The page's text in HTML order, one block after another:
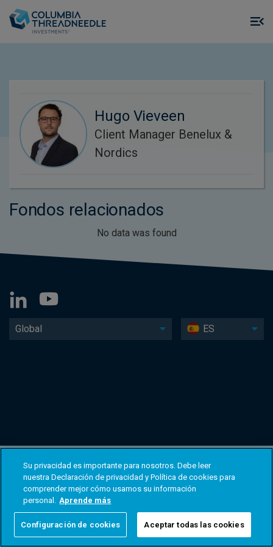
Hugo Vieveen
Client Manager Benelux &
Nordics
Fondos relacionados
No data was found
Global ES
Su privacidad es importante para nosotros. Debe leer
nuestra Declaración de privacidad y Política de cookies para
comprender mejor cómo usamos su información
personal. Aprende más
Configuración de cookies Aceptar todas las cookies